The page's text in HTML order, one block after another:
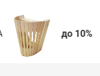
до 10%